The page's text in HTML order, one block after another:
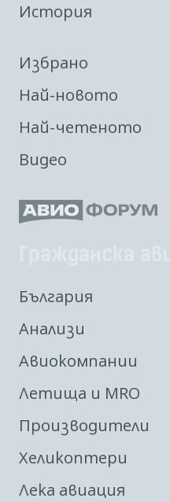
История
Избрано
Най-новото
Най-четеното
Видео
България
Анализи
Авиокомпании
Летища и MRO
Производители
Хеликоптери
Лека авиация